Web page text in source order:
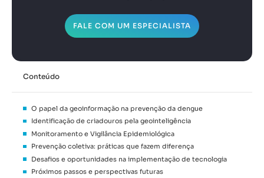
FALE COM UM ESPECIALISTA
Conteúdo
O papel da geoinformação na prevenção da dengue
Identificação de criadouros pela geointeligência
Monitoramento e Vigilância Epidemiológica
Prevenção coletiva: práticas que fazem diferença
Desafios e oportunidades na implementação de tecnologia
Próximos passos e perspectivas futuras